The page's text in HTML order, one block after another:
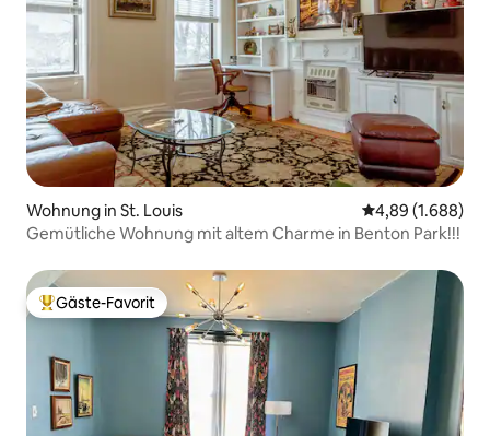
Wohnung in St. Louis
4,89 (1.688)
Gemütliche Wohnung mit altem Charme in Benton Park!!!
Beliebter Gäste-Favorit.
Gäste-Favorit